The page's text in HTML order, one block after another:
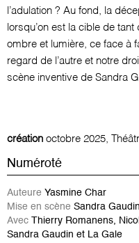
l’adulation ? Au fond, la
lorsqu’on est la cible de
ombre et lumière, ce face à
regard de l’autre et notre
scène inventive de Sandra
création octobre 2025,
Numéroté
Auteure Yasmine Char
Mise en scène Sandra Gaudin
Avec Thierry Romanens,
Sandra Gaudin et La Gale